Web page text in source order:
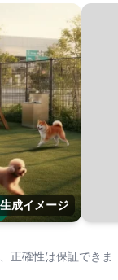
成イメージ
正確性は保証できま